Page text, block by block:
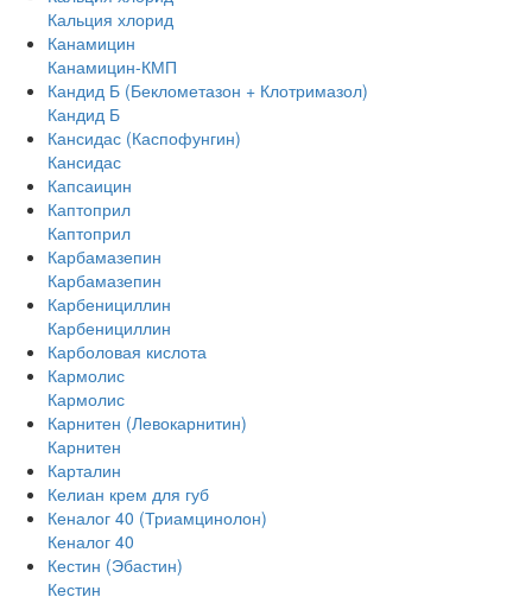
Кальция хлорид
Канамицин
Канамицин-КМП
Кандид Б (Беклометазон + Клотримазол)
Кандид Б
Кансидас (Каспофунгин)
Кансидас
Капсаицин
Каптоприл
Каптоприл
Карбамазепин
Карбамазепин
Карбенициллин
Карбенициллин
Карболовая кислота
Кармолис
Кармолис
Карнитен (Левокарнитин)
Карнитен
Карталин
Келиан крем для губ
Кеналог 40 (Триамцинолон)
Кеналог 40
Кестин (Эбастин)
Кестин